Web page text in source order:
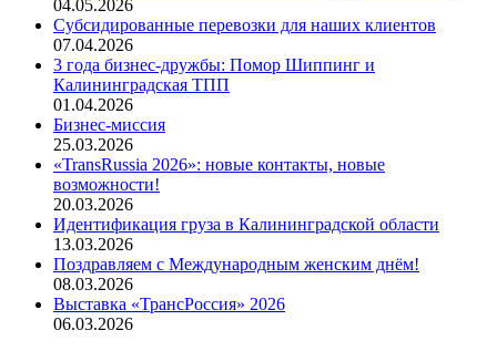
04.05.2026
Субсидированные перевозки для наших клиентов
07.04.2026
3 года бизнес-дружбы: Помор Шиппинг и
Калининградская ТПП
01.04.2026
Бизнес-миссия
25.03.2026
«TransRussia 2026»: новые контакты, новые
возможности!
20.03.2026
Идентификация груза в Калининградской области
13.03.2026
Поздравляем с Международным женским днём!
08.03.2026
Выставка «ТрансРоссия» 2026
06.03.2026